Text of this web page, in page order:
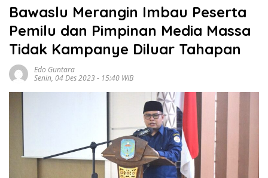
Bawaslu Merangin Imbau Peserta
Pemilu dan Pimpinan Media Massa
Tidak Kampanye Diluar Tahapan
Edo Guntara
Senin, 04 Des 2023 - 15:40 WIB